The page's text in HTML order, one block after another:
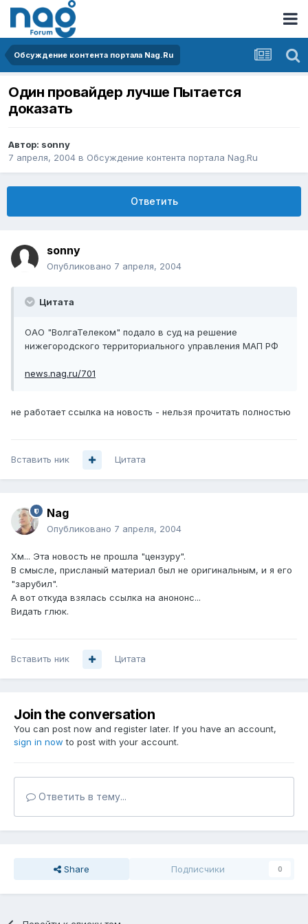
Обсуждение контента портала Nag.Ru
Один провайдер лучше Пытается
доказать
Автор: sonny
7 апреля, 2004 в Обсуждение контента портала Nag.Ru
Ответить
sonny
Опубликовано 7 апреля, 2004
Цитата
ОАО "ВолгаТелеком" подало в суд на решение
нижегородского территориального управления МАП РФ
news.nag.ru/701
не работает ссылка на новость - нельзя прочитать полностью
Вставить ник Цитата
Nag
Опубликовано 7 апреля, 2004
Хм... Эта новость не прошла "цензуру".
В смысле, присланый материал был не оригинальным, и я его
"зарубил".
А вот откуда взялась ссылка на анононс...
Видать глюк.
Вставить ник Цитата
Join the conversation
You can post now and register later. If you have an account,
sign in now to post with your account.
Ответить в тему...
Share Подписчики 0